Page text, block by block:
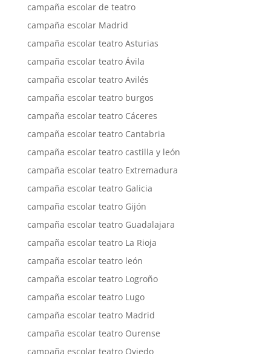
campaña escolar de teatro
campaña escolar Madrid
campaña escolar teatro Asturias
campaña escolar teatro Ávila
campaña escolar teatro Avilés
campaña escolar teatro burgos
campaña escolar teatro Cáceres
campaña escolar teatro Cantabria
campaña escolar teatro castilla y león
campaña escolar teatro Extremadura
campaña escolar teatro Galicia
campaña escolar teatro Gijón
campaña escolar teatro Guadalajara
campaña escolar teatro La Rioja
campaña escolar teatro león
campaña escolar teatro Logroño
campaña escolar teatro Lugo
campaña escolar teatro Madrid
campaña escolar teatro Ourense
campaña escolar teatro Oviedo